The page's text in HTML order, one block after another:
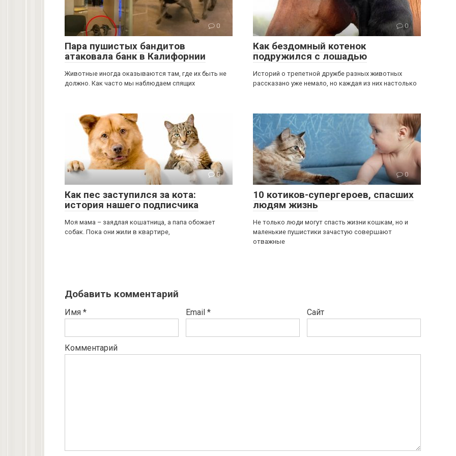
0
Пара пушистых бандитов
атаковала банк в Калифорнии
Животные иногда оказываются там, где их быть не
должно. Как часто мы наблюдаем спящих
0
Как бездомный котенок
подружился с лошадью
Историй о трепетной дружбе разных животных
рассказано уже немало, но каждая из них настолько
0
Как пес заступился за кота:
история нашего подписчика
Моя мама – заядлая кошатница, а папа обожает
собак. Пока они жили в квартире,
0
10 котиков-супергероев, спасших
людям жизнь
Не только люди могут спасть жизни кошкам, но и
маленькие пушистики зачастую совершают
отважные
Добавить комментарий
Имя * Email * Сайт
Комментарий